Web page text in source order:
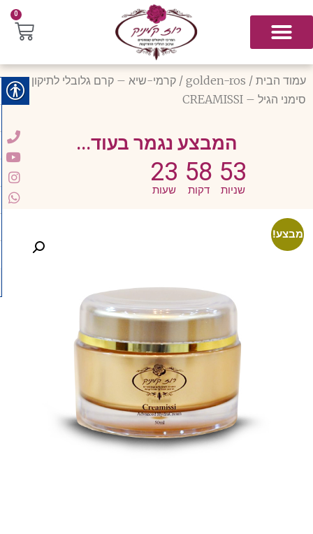
0
עמוד הבית /
golden-ros / קרמי-שיא – קרם גלובלי לתיקון
סימני הגיל – CREAMISSI
המבצע נגמר בעוד...
23
שעות
58
דקות
53
שניות
מבצע!